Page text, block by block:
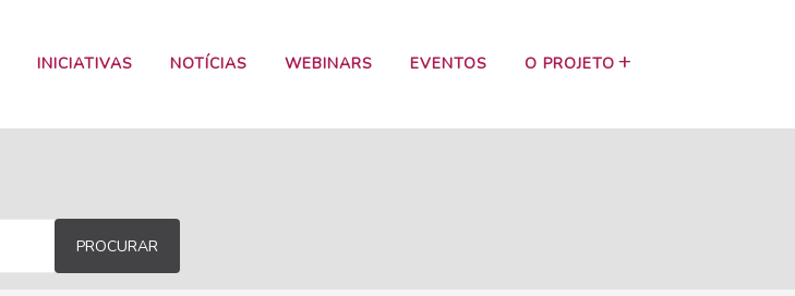
INICIATIVAS NOTÍCIAS WEBINARS EVENTOS O PROJETO
PROCURAR